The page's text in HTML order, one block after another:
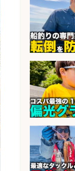
会社名
魚をさ
ッフ」/
会社名
釣り具/
部品・
会社名